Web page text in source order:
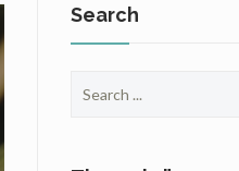
Search
for: